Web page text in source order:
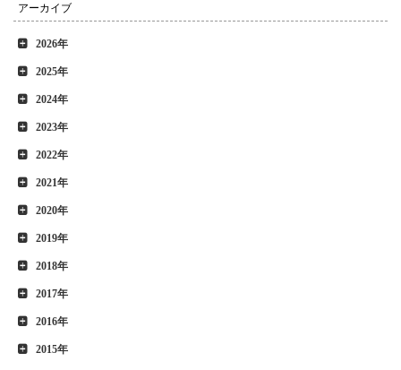
アーカイブ
2026年
2025年
2024年
2023年
2022年
2021年
2020年
2019年
2018年
2017年
2016年
2015年